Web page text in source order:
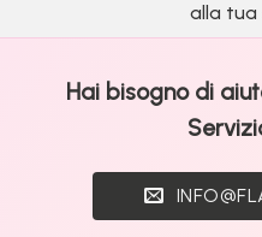
alla tua
Hai bisogno di